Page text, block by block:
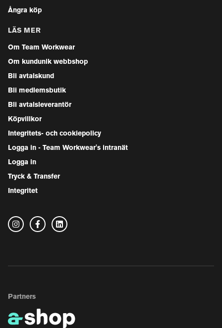
Ångra köp
LÄS MER
Om Team Workwear
Om kundunik webbshop
Bli avtalskund
Bli medlemsbutik
Bli avtalsleverantör
Köpvillkor
Integritets- och cookiepolicy
Logga in - Team Workwear's intranät
Logga in
Tryck & Transfer
Integritet
Partners